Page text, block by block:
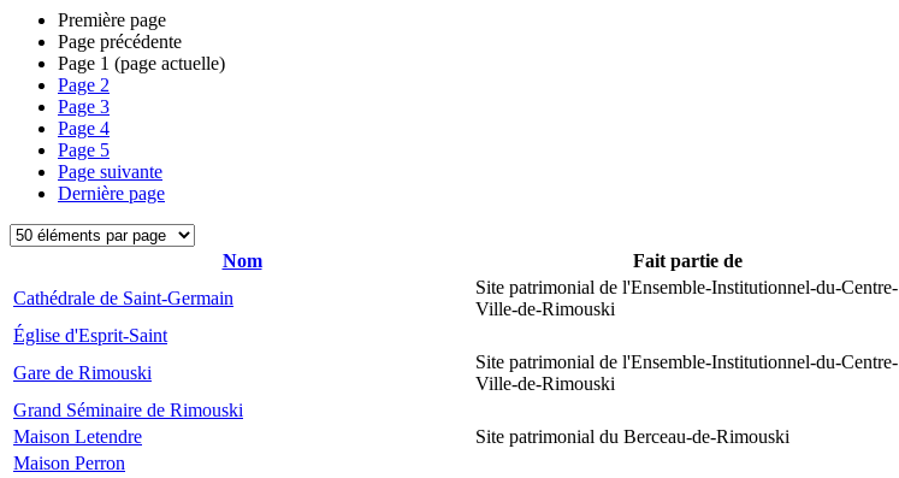
Première page
Page précédente
Page 1 (page actuelle)
Page 2
Page 3
Page 4
Page 5
Page suivante
Dernière page
Nom Fait partie de
Cathédrale de Saint-Germain
Site patrimonial de l'Ensemble-Institutionnel-du-Centre-
Ville-de-Rimouski
Église d'Esprit-Saint
Gare de Rimouski
Site patrimonial de l'Ensemble-Institutionnel-du-Centre-
Ville-de-Rimouski
Grand Séminaire de Rimouski
Maison Letendre
Site patrimonial du Berceau-de-Rimouski
Maison Perron